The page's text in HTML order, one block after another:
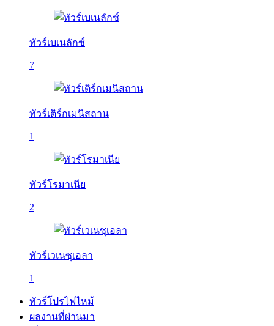
ทัวร์เบเนลักซ์
7
ทัวร์เติร์กเมนิสถาน
1
ทัวร์โรมาเนีย
2
ทัวร์เวเนซุเอลา
1
ทัวร์โปรไฟไหม้
ผลงานที่ผ่านมา